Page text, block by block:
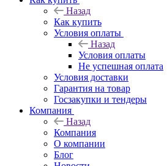
Назад
Как купить
Условия оплаты
Назад
Условия оплаты
Не успешная оплата
Условия доставки
Гарантия на товар
Госзакупки и тендеры
Компания
Назад
Компания
О компании
Блог